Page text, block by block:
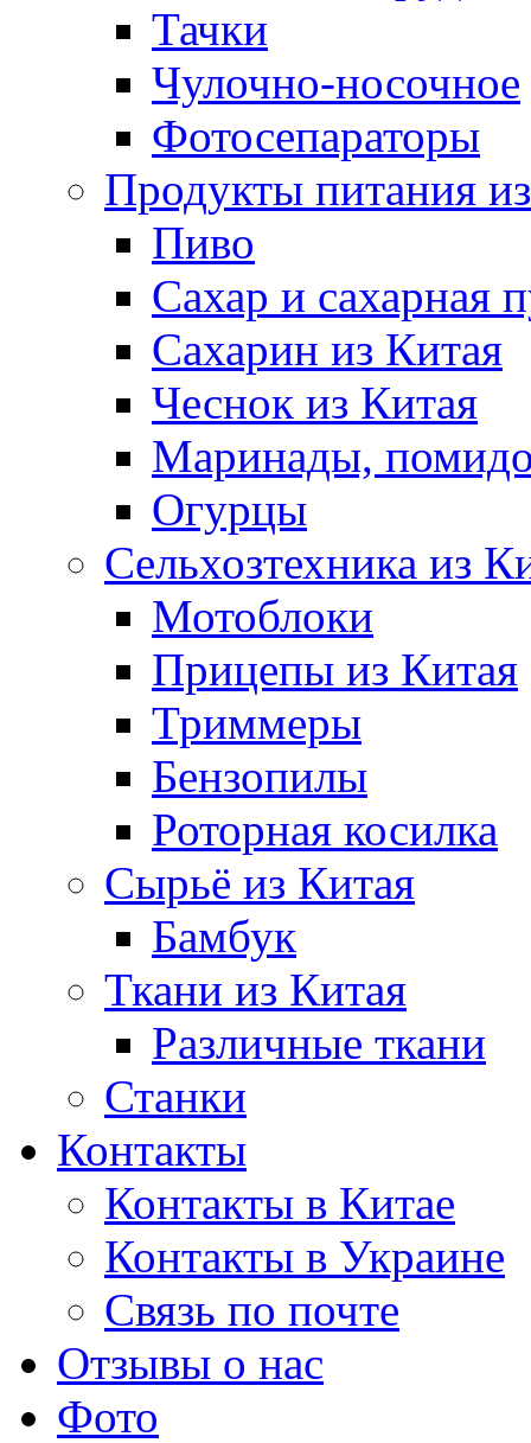
Тачки
Чулочно-носочное
Фотосепараторы
Продукты питания
Пиво
Сахар и сахарная
Сахарин из Китая
Чеснок из Китая
Маринады,
Огурцы
Сельхозтехника из
Мотоблоки
Прицепы из Китая
Триммеры
Бензопилы
Роторная косилка
Сырьё из Китая
Бамбук
Ткани из Китая
Различные ткани
Станки
Контакты
Контакты в Китае
Контакты в Украине
Связь по почте
Отзывы о нас
Фото